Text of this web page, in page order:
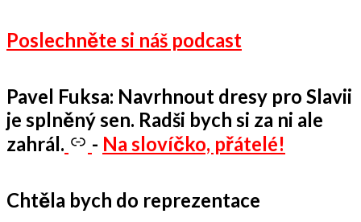
Poslechněte si náš podcast
Pavel Fuksa: Navrhnout dresy pro Slavii
je splněný sen. Radši bych si za ni ale
zahrál.
- Na slovíčko, přátelé!
Chtěla bych do reprezentace